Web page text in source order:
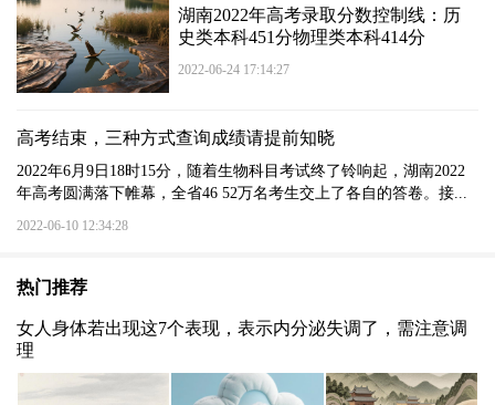
湖南2022年高考录取分数控制线：历
史类本科451分物理类本科414分
2022-06-24 17:14:27
高考结束，三种方式查询成绩请提前知晓
2022年6月9日18时15分，随着生物科目考试终了铃响起，湖南2022
年高考圆满落下帷幕，全省46 52万名考生交上了各自的答卷。接...
2022-06-10 12:34:28
热门推荐
女人身体若出现这7个表现，表示内分泌失调了，需注意调
理